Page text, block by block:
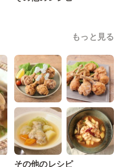
もっと見る
その他のレシピ